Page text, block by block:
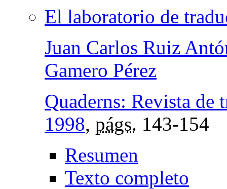
El laboratorio de
Juan Carlos Ruiz
Gamero Pérez
Quaderns: Revista de
1998, págs. 143-154
Resumen
Texto completo